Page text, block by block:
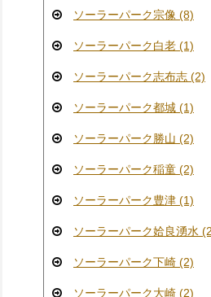
ソーラーパーク宗像 (8)
ソーラーパーク白老 (1)
ソーラーパーク志布志 (2)
ソーラーパーク都城 (1)
ソーラーパーク勝山 (2)
ソーラーパーク稲童 (2)
ソーラーパーク豊津 (1)
ソーラーパーク姶良湧水
ソーラーパーク下崎 (2)
ソーラーパーク大崎 (2)